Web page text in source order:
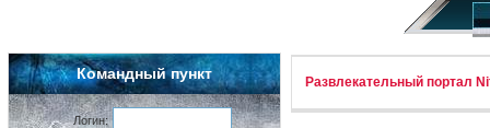
Командный пункт
Логин:
Развлекательный портал